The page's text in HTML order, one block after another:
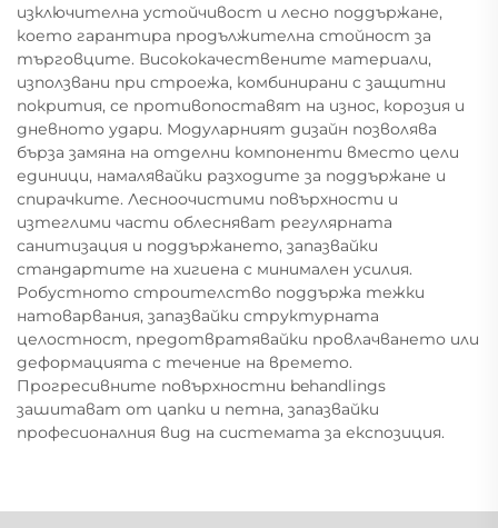
изключителна устойчивост и лесно поддържане,
което гарантира продължителна стойност за
търговците. Висококачествените материали,
използвани при строежа, комбинирани с защитни
покрития, се противопоставят на износ, корозия и
дневното удари. Модуларният дизайн позволява
бърза замяна на отделни компоненти вместо цели
единици, намалявайки разходите за поддържане и
спирачките. Лесноочистими повърхности и
изтеглими части облесняват регулярната
санитизация и поддържането, запазвайки
стандартите на хигиена с минимален усилия.
Робустното строителство поддържа тежки
натоварвания, запазвайки структурната
целостност, предотвратявайки провлачването или
деформацията с течение на времето.
Прогресивните повърхностни behandlings
зашитават от цапки и петна, запазвайки
професионалния вид на системата за експозиция.